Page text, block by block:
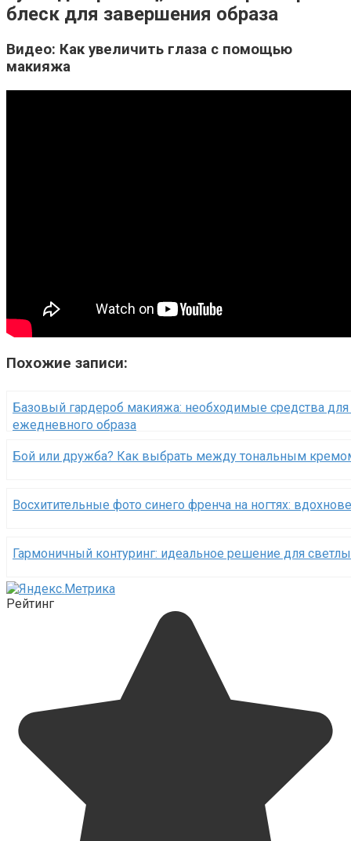
блеск для завершения образа
Видео: Как увеличить глаза с помощью
макияжа
Похожие записи:
Базовый гардероб макияжа: необходимые средства для
ежедневного образа
Бой или дружба? Как выбрать между тональным
Восхитительные фото синего френча на ногтях:
Гармоничный контуринг: идеальное решение для
Рейтинг